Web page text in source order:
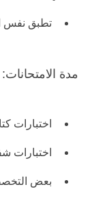
تطبق نفس
مدة الامتحانات:
اختبارات كتابية: 3
اختبارات شفوية:
بعض